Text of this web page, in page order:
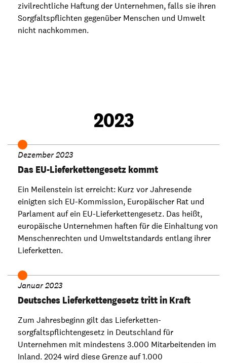
zivilrechtliche Haftung der Unternehmen, falls sie ihren
Sorgfaltspflichten gegenüber Menschen und Umwelt
nicht nachkommen.
2023
Dezember 2023
Das EU-Lieferkettengesetz kommt
Ein Meilenstein ist erreicht: Kurz vor Jahresende
einigten sich EU-Kommission, Europäischer Rat und
Parlament auf ein EU-Lieferkettengesetz. Das heißt,
europäische Unternehmen haften für die Einhaltung von
Menschenrechten und Umweltstandards entlang ihrer
Lieferketten.
Januar 2023
Deutsches Lieferkettengesetz tritt in Kraft
Zum Jahresbeginn gilt das Lieferketten­
sorgfaltspflichten­gesetz in Deutschland für
Unternehmen mit mindestens 3.000 Mitarbeitenden im
Inland. 2024 wird diese Grenze auf 1.000